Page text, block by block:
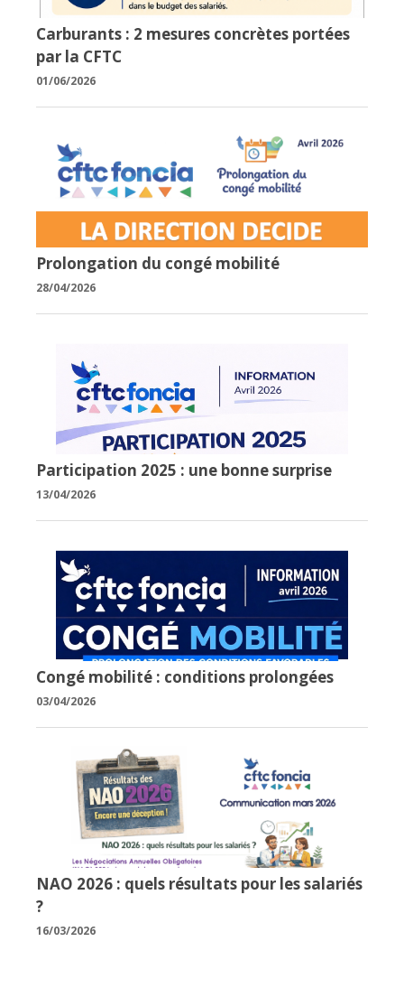
Carburants : 2 mesures concrètes portées
par la CFTC
01/06/2026
Prolongation du congé mobilité
28/04/2026
Participation 2025 : une bonne surprise
13/04/2026
Congé mobilité : conditions prolongées
03/04/2026
NAO 2026 : quels résultats pour les salariés
?
16/03/2026